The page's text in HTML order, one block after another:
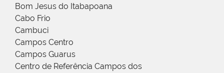
Bom Jesus do Itabapoana
Cabo Frio
Cambuci
Campos Centro
Campos Guarus
Centro de Referência Campos dos